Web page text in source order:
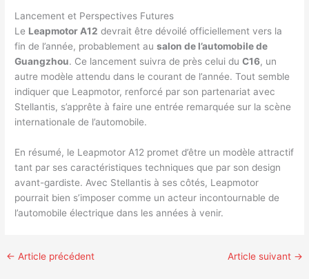
Lancement et Perspectives Futures
Le Leapmotor A12 devrait être dévoilé officiellement vers la
fin de l’année, probablement ausalon de l’automobile de
Guangzhou. Ce lancement suivra de près celui duC16, un
autre modèle attendu dans le courant de l’année. Tout semble
indiquer que Leapmotor, renforcé par son partenariat avec
Stellantis, s’apprête à faire une entrée remarquée sur la scène
internationale de l’automobile.
En résumé, le Leapmotor A12 promet d’être un modèle attractif
tant par ses caractéristiques techniques que par son design
avant-gardiste. Avec Stellantis à ses côtés, Leapmotor
pourrait bien s’imposer comme un acteur incontournable de
l’automobile électrique dans les années à venir.
← Article précédent Article suivant →